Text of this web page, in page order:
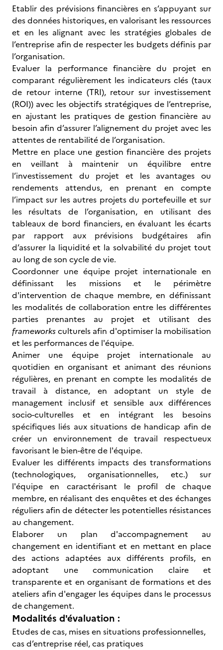
Etablir des prévisions financières en s’appuyant sur
des données historiques, en valorisant les ressources
et en les alignant avec les stratégies globales de
l’entreprise afin de respecter les budgets définis par
l’organisation.
Evaluer la performance financière du projet en
comparant régulièrement les indicateurs clés (taux
de retour interne (TRI), retour sur investissement
(ROI)) avec les objectifs stratégiques de l’entreprise,
en ajustant les pratiques de gestion financière au
besoin afin d’assurer l’alignement du projet avec les
attentes de rentabilité de l’organisation.
Mettre en place une gestion financière des projets
en veillant à maintenir un équilibre entre
l’investissement du projet et les avantages ou
rendements attendus, en prenant en compte
l’impact sur les autres projets du portefeuille et sur
les résultats de l’organisation, en utilisant des
tableaux de bord financiers, en évaluant les écarts
par rapport aux prévisions budgétaires afin
d’assurer la liquidité et la solvabilité du projet tout
au long de son cycle de vie.
Coordonner une équipe projet internationale en
définissant les missions et le périmètre
d'intervention de chaque membre, en définissant
les modalités de collaboration entre les différentes
parties prenantes au projet et utilisant des
frameworksculturels afin d'optimiser la mobilisation
et les performances de l'équipe.
Animer une équipe projet internationale au
quotidien en organisant et animant des réunions
régulières, en prenant en compte les modalités de
travail à distance, en adoptant un style de
management inclusif et sensible aux différences
socio-culturelles et en intégrant les besoins
spécifiques liés aux situations de handicap afin de
créer un environnement de travail respectueux
favorisant le bien-être de l'équipe.
Evaluer les différents impacts des transformations
(technologiques, organisationnelles, etc.) sur
l'équipe en caractérisant le profil de chaque
membre, en réalisant des enquêtes et des échanges
réguliers afin de détecter les potentielles résistances
au changement.
Elaborer un plan d'accompagnement au
changement en identifiant et en mettant en place
des actions adaptées aux différents profils, en
adoptant une communication claire et
transparente et en organisant de formations et des
ateliers afin d'engager les équipes dans le processus
de changement.
Modalités d'évaluation :
Etudes de cas, mises en situations professionnelles,
cas d’entreprise réel, cas pratiques